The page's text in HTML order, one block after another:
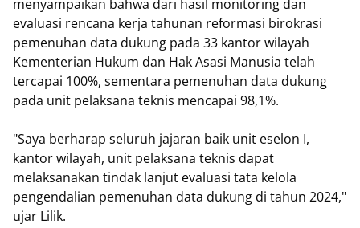
menyampaikan bahwa dari hasil monitoring dan
evaluasi rencana kerja tahunan reformasi birokrasi
pemenuhan data dukung pada 33 kantor wilayah
Kementerian Hukum dan Hak Asasi Manusia telah
tercapai 100%, sementara pemenuhan data dukung
pada unit pelaksana teknis mencapai 98,1%.
"Saya berharap seluruh jajaran baik unit eselon I,
kantor wilayah, unit pelaksana teknis dapat
melaksanakan tindak lanjut evaluasi tata kelola
pengendalian pemenuhan data dukung di tahun 2024,"
ujar Lilik.